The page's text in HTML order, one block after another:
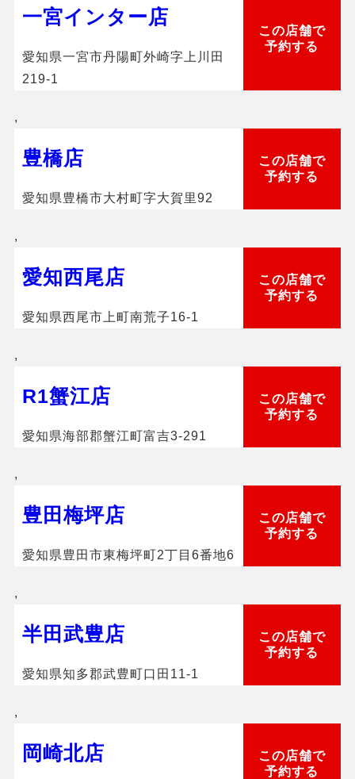
一宮インター店
この店舗で
予約する
愛知県一宮市丹陽町外崎字上川田
219-1
,
豊橋店
この店舗で
予約する
愛知県豊橋市大村町字大賀里92
,
愛知西尾店
この店舗で
予約する
愛知県西尾市上町南荒子16-1
,
R1蟹江店
この店舗で
予約する
愛知県海部郡蟹江町富吉3-291
,
豊田梅坪店
この店舗で
予約する
愛知県豊田市東梅坪町2丁目6番地6
,
半田武豊店
この店舗で
予約する
愛知県知多郡武豊町口田11-1
,
岡崎北店
この店舗で
予約する